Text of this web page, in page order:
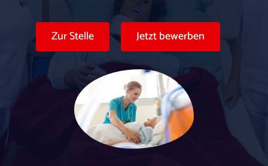
Zur Stelle Jetzt bewerben